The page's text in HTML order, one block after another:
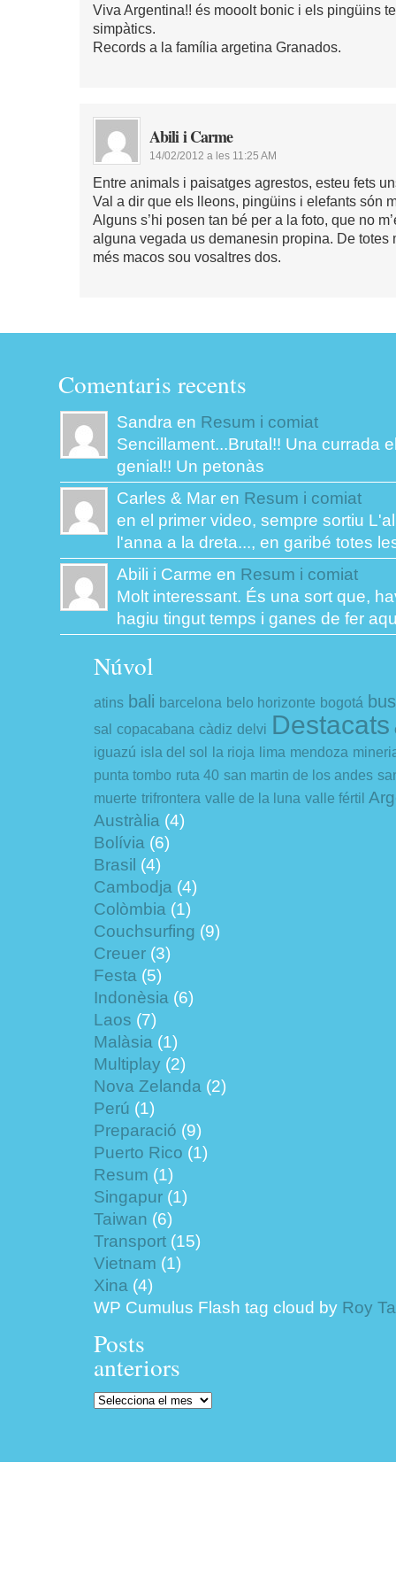
Viva Argentina!! és mooolt bonic i els pingüins
simpàtics.
Records a la família argetina Granados.
Abili i Carme
14/02/2012 a les 11:25 AM
Entre animals i paisatges agrestos, esteu fets
Val a dir que els lleons, pingüins i elefants són
Alguns s’hi posen tan bé per a la foto, que no
alguna vegada us demanesin propina. De totes
més macos sou vosaltres dos.
Comentaris recents
Sandra en Resum i comiat
Sencillament...Brutal!! Una currada
genial!! Un petonàs
Carles & Mar en Resum i comiat
en el primer video, sempre sortiu
l'anna a la dreta..., en garibé totes
Abili i Carme en Resum i comiat
Molt interessant. És una sort que,
hagiu tingut temps i ganes de fer
Núvol
atins bali barcelona belo horizonte bogotá bus
sal copacabana càdiz delvi Destacats
iguazú isla del sol la rioja lima mendoza
punta tombo ruta 40 san martin de los andes
muerte trifrontera valle de la luna valle fértil
Austràlia (4)
Bolívia (6)
Brasil (4)
Cambodja (4)
Colòmbia (1)
Couchsurfing (9)
Creuer (3)
Festa (5)
Indonèsia (6)
Laos (7)
Malàsia (1)
Multiplay (2)
Nova Zelanda (2)
Perú (1)
Preparació (9)
Puerto Rico (1)
Resum (1)
Singapur (1)
Taiwan (6)
Transport (15)
Vietnam (1)
Xina (4)
WP Cumulus Flash tag cloud by Roy
Posts
anteriors
Posts